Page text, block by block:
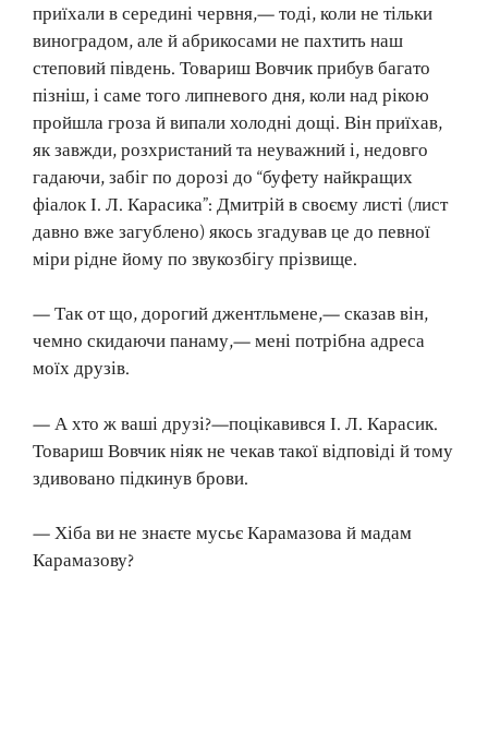
приїхали в середині червня,— тоді, коли не тільки
виноградом, але й абрикосами не пахтить наш
степовий південь. Товариш Вовчик прибув багато
пізніш, і саме того липневого дня, коли над рікою
пройшла гроза й випали холодні дощі. Він приїхав,
як завжди, розхристаний та неуважний і, недовго
гадаючи, забіг по дорозі до “буфету найкращих
фіалок І. Л. Карасика”: Дмитрій в своєму листі (лист
давно вже загублено) якось згадував це до певної
міри рідне йому по звукозбігу прізвище.
— Так от що, дорогий джентльмене,— сказав він,
чемно скидаючи панаму,— мені потрібна адреса
моїх друзів.
— А хто ж ваші друзі?—поцікавився І. Л. Карасик.
Товариш Вовчик ніяк не чекав такої відповіді й тому
здивовано підкинув брови.
— Хіба ви не знаєте мусьє Карамазова й мадам
Карамазову?